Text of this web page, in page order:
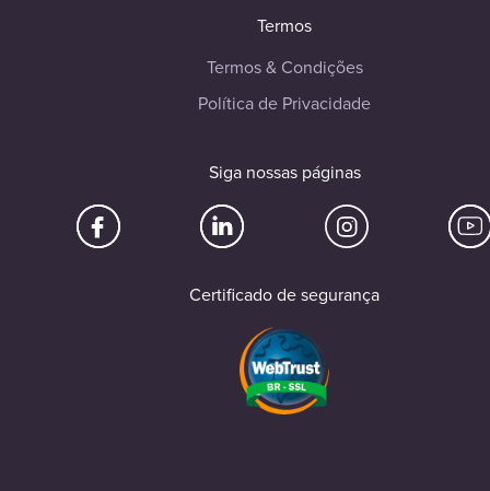
Termos
Termos & Condições
Política de Privacidade
Siga nossas páginas
Certificado de segurança